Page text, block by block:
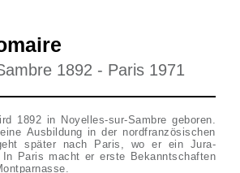
1892 - Paris 1971
1892 in Noyelles-sur-Sambre geboren.
Ausbildung in der nordfranzösischen
später nach Paris, wo er ein Jura-
Paris macht er erste Bekanntschaften